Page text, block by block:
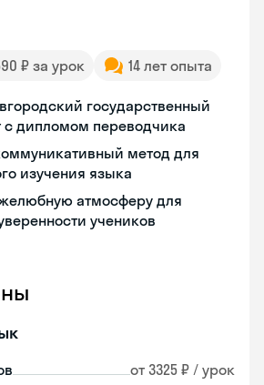
₽ за урок 14 лет опыта
государственный
с дипломом переводчика
метод для
изучения языка
атмосферу для
учеников
от 3325 ₽ / урок